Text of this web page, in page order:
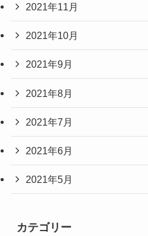
2021年11月
2021年10月
2021年9月
2021年8月
2021年7月
2021年6月
2021年5月
カテゴリー